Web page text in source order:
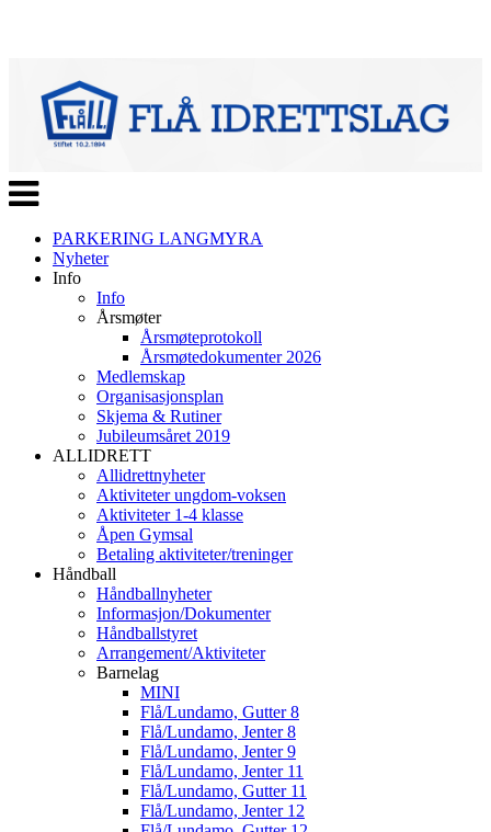
Veksle
navigasjon
PARKERING LANGMYRA
Nyheter
Info
Info
Årsmøter
Årsmøteprotokoll
Årsmøtedokumenter 2026
Medlemskap
Organisasjonsplan
Skjema & Rutiner
Jubileumsåret 2019
ALLIDRETT
Allidrettnyheter
Aktiviteter ungdom-voksen
Aktiviteter 1-4 klasse
Åpen Gymsal
Betaling aktiviteter/treninger
Håndball
Håndballnyheter
Informasjon/Dokumenter
Håndballstyret
Arrangement/Aktiviteter
Barnelag
MINI
Flå/Lundamo, Gutter 8
Flå/Lundamo, Jenter 8
Flå/Lundamo, Jenter 9
Flå/Lundamo, Jenter 11
Flå/Lundamo, Gutter 11
Flå/Lundamo, Jenter 12